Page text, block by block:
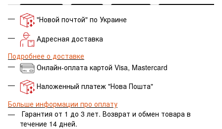
"Новой почтой" по Украине
Адресная доставка
Подробнее о доставке
Онлайн-оплата картой Visa, Mastercard
Наложенный платеж "Нова Пошта"
Больше информации про оплату
Гарантия от 1 до 3 лет. Возврат и обмен товара в
течение 14 дней.